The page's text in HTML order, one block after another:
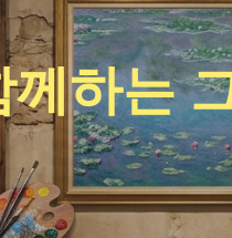
하는